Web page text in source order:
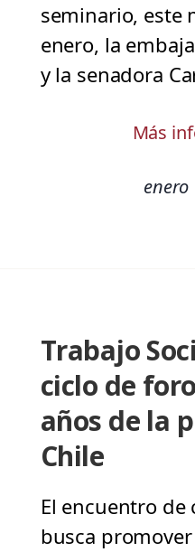
seminario, este
enero, la
y la senadora
Más
enero
Trabajo
ciclo de
años de la
Chile
El encuentro
busca